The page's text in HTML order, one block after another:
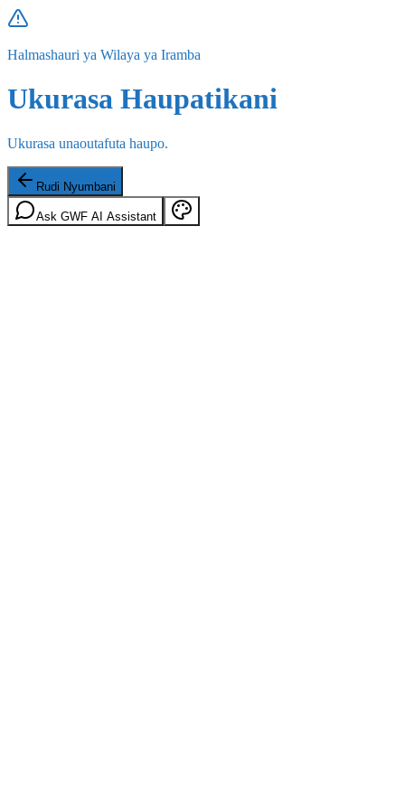
Halmashauri ya Wilaya ya Iramba
Ukurasa Haupatikani
Ukurasa unaoutafuta haupo.
Rudi Nyumbani
Ask GWF AI Assistant